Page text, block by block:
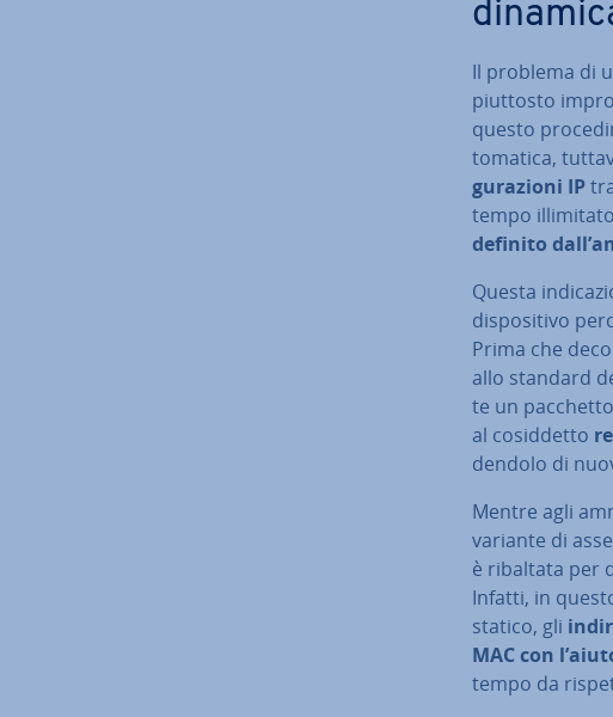
Il problema di
piuttosto
questo
to­ma­ti­ca,
gu­ra­zio­ni IP
tempo
definito
Questa
di­spo­si­ti­vo
Prima che
allo standard
te un
al co­sid­det­to
den­do­lo di
Mentre agli
variante di
è ribaltata per
Infatti, in
statico, gli
MAC con
tempo da